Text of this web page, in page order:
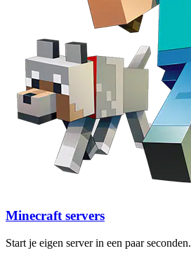
Minecraft servers
Start je eigen server in een paar seconden.